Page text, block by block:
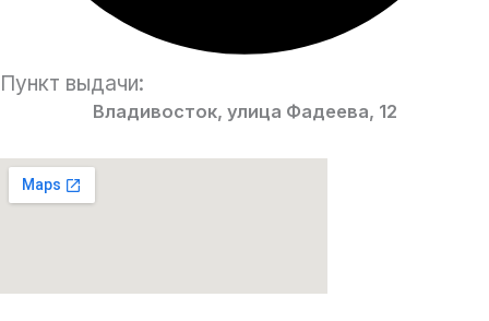
Пункт выдачи:
Владивосток, улица Фадеева, 12